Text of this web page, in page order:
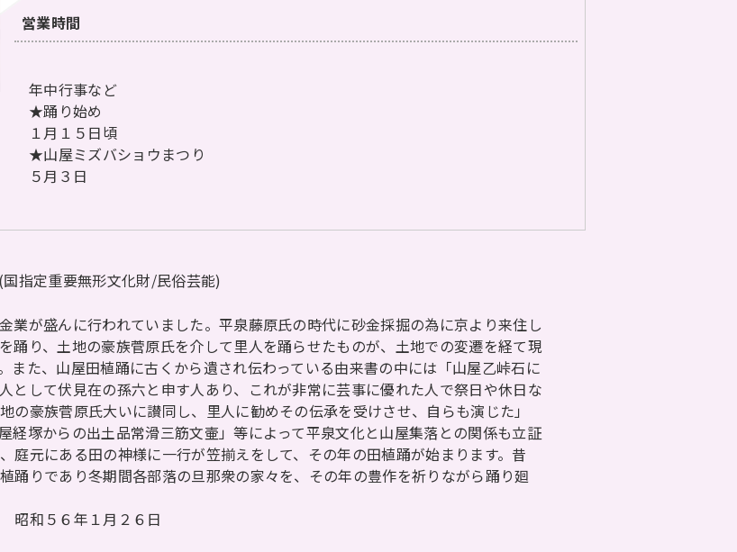
営業時間
年中行事など
★踊り始め
１月１５日頃
★山屋ミズバショウまつり
５月３日
国指定重要無形文化財/民俗芸能)
業が盛んに行われていました。平泉藤原氏の時代に砂金採掘の為に京より来住し
踊り、土地の豪族菅原氏を介して里人を踊らせたものが、土地での変遷を経て現
また、山屋田植踊に古くから遺され伝わっている由来書の中には「山屋乙峠石に
として伏見在の孫六と申す人あり、これが非常に芸事に優れた人で祭日や休日な
の豪族菅原氏大いに讃同し、里人に勧めその伝承を受けさせ、自らも演じた」
経塚からの出土品常滑三筋文壷」等によって平泉文化と山屋集落との関係も立証
庭元にある田の神様に一行が笠揃えをして、その年の田植踊が始まります。昔
踊りであり冬期間各部落の旦那衆の家々を、その年の豊作を祈りながら踊り廻
昭和５６年１月２６日